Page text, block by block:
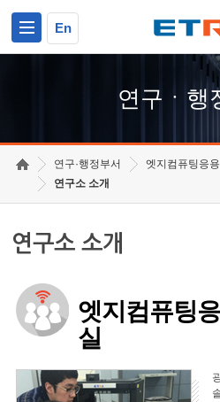
En
연구ㆍ행
연구·행정부서
엣지컴퓨팅응
연구소 소개
연구소 소개
엣지컴퓨팅
실